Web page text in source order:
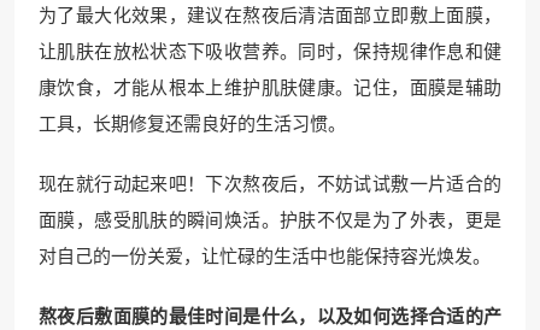
为了最大化效果，建议在熬夜后清洁面部立即敷上面膜，
让肌肤在放松状态下吸收营养。同时，保持规律作息和健
康饮食，才能从根本上维护肌肤健康。记住，面膜是辅助
工具，长期修复还需良好的生活习惯。
现在就行动起来吧！下次熬夜后，不妨试试敷一片适合的
面膜，感受肌肤的瞬间焕活。护肤不仅是为了外表，更是
对自己的一份关爱，让忙碌的生活中也能保持容光焕发。
熬夜后敷面膜的最佳时间是什么，以及如何选择合适的产